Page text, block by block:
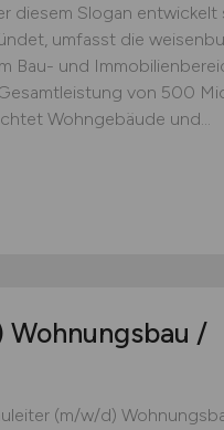
diesem Slogan entwickelt
umfasst die
Bau- und
von 500
Wohngebäude und...
Wohnungsbau /
(m/w/d)